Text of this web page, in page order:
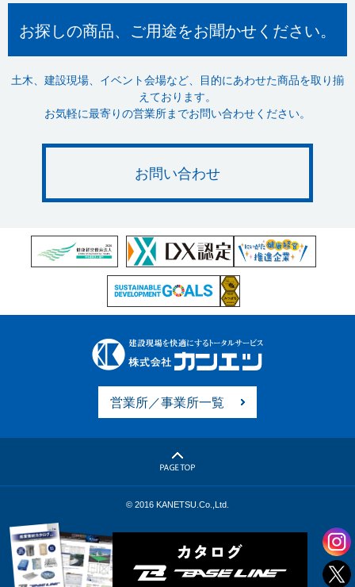
お探しの商品、ご用途をお聞かせください。
土木、建設現場、イベント会場など、目的にあわせた商品を取り揃
えております。
お気軽に最寄りの営業所までお問い合わせください。
お問い合わせ
営業所／事業所一覧
© 2016 KANETSU.Co.,Ltd.